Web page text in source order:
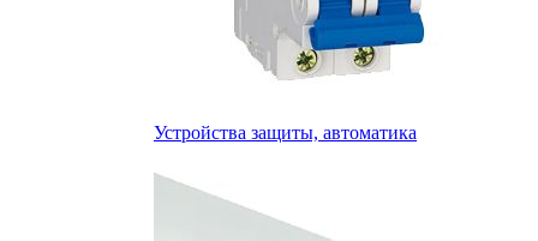
Устройства защиты, автоматика